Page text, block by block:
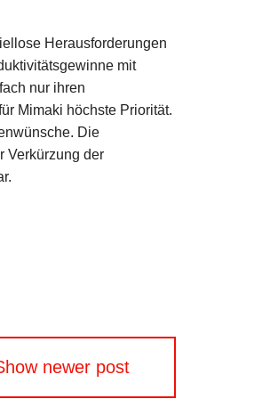
Herausforderungen
mit
nur ihren
Mimaki höchste Priorität.
Die
Verkürzung der
newer post